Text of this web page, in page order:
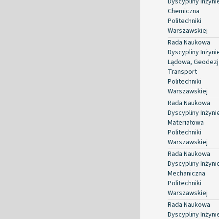
Chemiczna
Politechniki
Warszawskiej
Rada Naukowa
Dyscypliny
Lądowa,
Transport
Politechniki
Warszawskiej
Rada Naukowa
Dyscypliny
Materiałowa
Politechniki
Warszawskiej
Rada Naukowa
Dyscypliny
Mechaniczna
Politechniki
Warszawskiej
Rada Naukowa
Dyscypliny